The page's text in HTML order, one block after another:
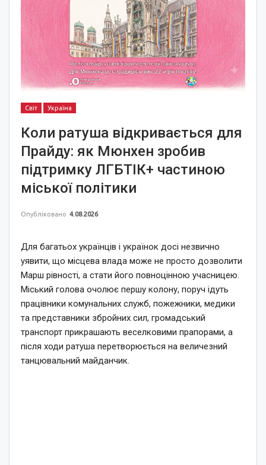
Світ Україна
Коли ратуша відкривається для
Прайду: як Мюнхен зробив
підтримку ЛГБТІК+ частиною
міської політики
Опубліковано 4.08.2026
Для багатьох українців і українок досі незвично
уявити, що місцева влада може не просто дозволити
Марш рівності, а стати його повноцінною учасницею.
Міський голова очолює першу колону, поруч ідуть
працівники комунальних служб, пожежники, медики
та представники збройних сил, громадський
транспорт прикрашають веселковими прапорами, а
після ходи ратуша перетворюється на величезний
танцювальний майданчик.